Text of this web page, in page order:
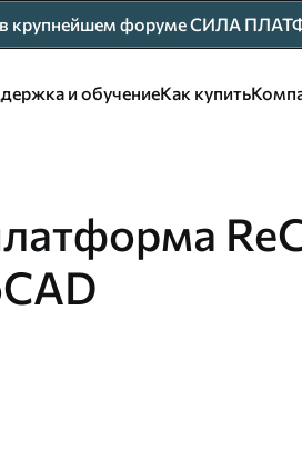
в крупнейшем форуме СИЛА
и обучениеКак купить